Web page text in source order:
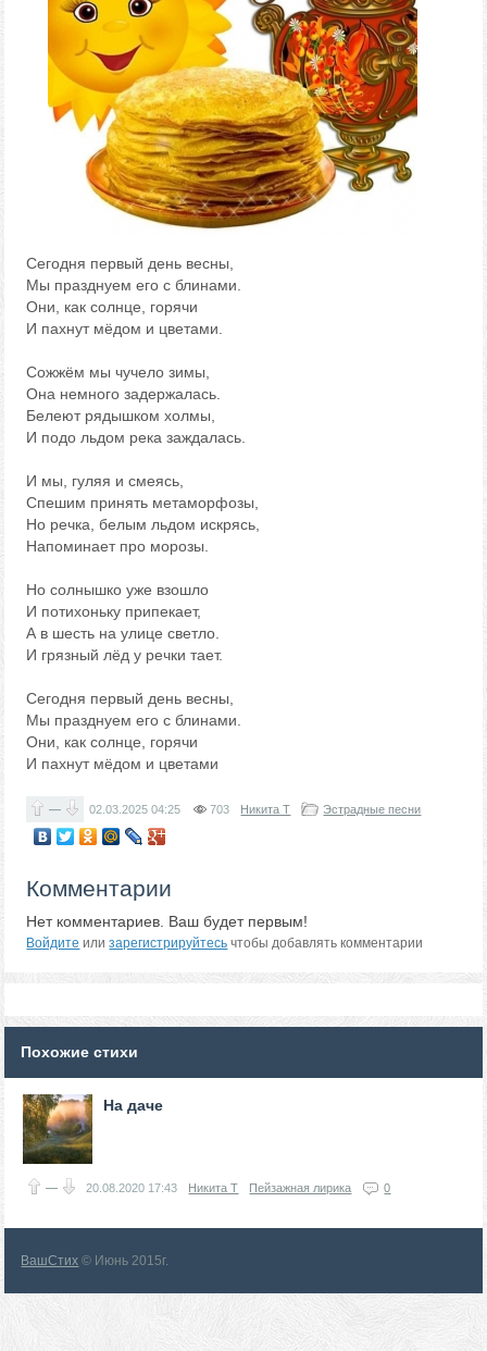
Сегодня первый день весны,
Мы празднуем его с блинами.
Они, как солнце, горячи
И пахнут мёдом и цветами.
Сожжём мы чучело зимы,
Она немного задержалась.
Белеют рядышком холмы,
И подо льдом река заждалась.
И мы, гуляя и смеясь,
Спешим принять метаморфозы,
Но речка, белым льдом искрясь,
Напоминает про морозы.
Но солнышко уже взошло
И потихоньку припекает,
А в шесть на улице светло.
И грязный лёд у речки тает.
Сегодня первый день весны,
Мы празднуем его с блинами.
Они, как солнце, горячи
И пахнут мёдом и цветами
— 02.03.202504:25 703 Никита Т Эстрадные песни
Комментарии
Нет комментариев. Ваш будет первым!
Войдите илизарегистрируйтесь чтобы добавлять комментарии
Похожие стихи
На даче
— 20.08.2020 17:43 Никита Т Пейзажная лирика 0
ВашСтих © Июнь 2015г.